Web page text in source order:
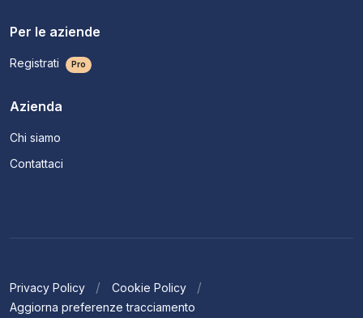
Per le aziende
Registrati Pro
Azienda
Chi siamo
Contattaci
Privacy Policy
Cookie Policy
Aggiorna preferenze tracciamento